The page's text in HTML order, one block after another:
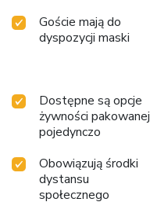
Goście mają do
dyspozycji maski
Dostępne są opcje
żywności pakowanej
pojedynczo
Obowiązują środki
dystansu
społecznego